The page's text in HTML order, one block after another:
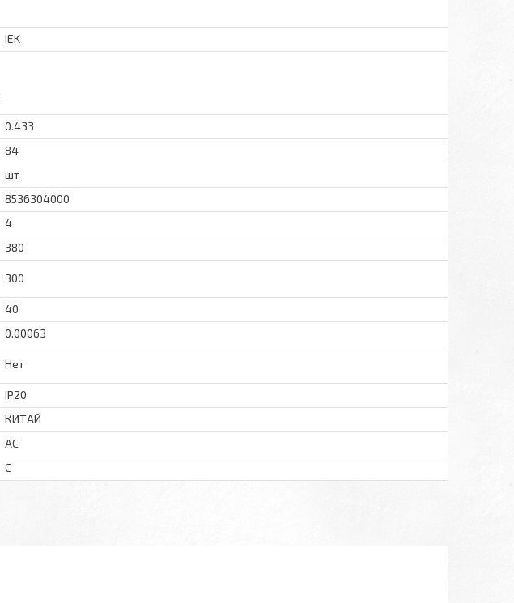
IEK
0.433
84
шт
8536304000
4
380
300
40
0.00063
Нет
IP20
КИТАЙ
AC
C